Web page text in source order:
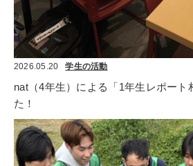
2026.05.20 学生の活動
nat（4年生）による「1年生レポート
た！